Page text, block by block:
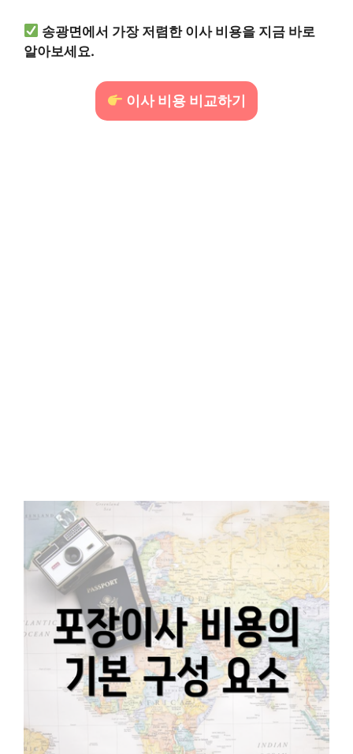
송광면에서 가장 저렴한 이사 비용을 지금 바로
알아보세요.
이사 비용 비교하기